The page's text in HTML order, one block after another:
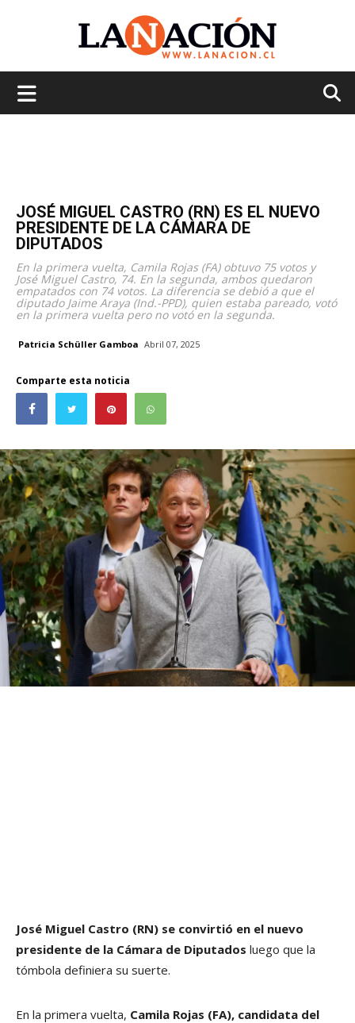
JOSÉ MIGUEL CASTRO (RN) ES EL NUEVO
PRESIDENTE DE LA CÁMARA DE
DIPUTADOS
En la primera vuelta, Camila Rojas (FA) obtuvo 75 votos y
José Miguel Castro, 74. En la segunda, ambos quedaron
empatados con 74 votos. La diferencia se debió a que el
diputado Jaime Araya (Ind.-PPD), quien estaba pareado, votó
en la primera vuelta pero no votó en la segunda.
Patricia Schüller Gamboa Abril 07, 2025
Comparte esta noticia
José Miguel Castro (RN) se convirtió en el nuevo
presidente de la Cámara de Diputados luego que la
tómbola definiera su suerte.
En la primera vuelta, Camila Rojas (FA), candidata del